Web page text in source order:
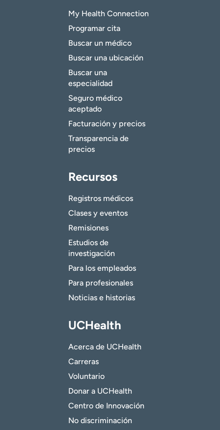
My Health Connection
Programar cita
Buscar un médico
Buscar una ubicación
Buscar una
especialidad
Seguro médico
aceptado
Facturación y precios
Transparencia de
precios
Recursos
Registros médicos
Clases y eventos
Remisiones
Estudios de
investigación
Para los empleados
Para profesionales
Noticias e historias
UCHealth
Acerca de UCHealth
Carreras
Voluntario
Donar a UCHealth
Centro de Innovación
No discriminación